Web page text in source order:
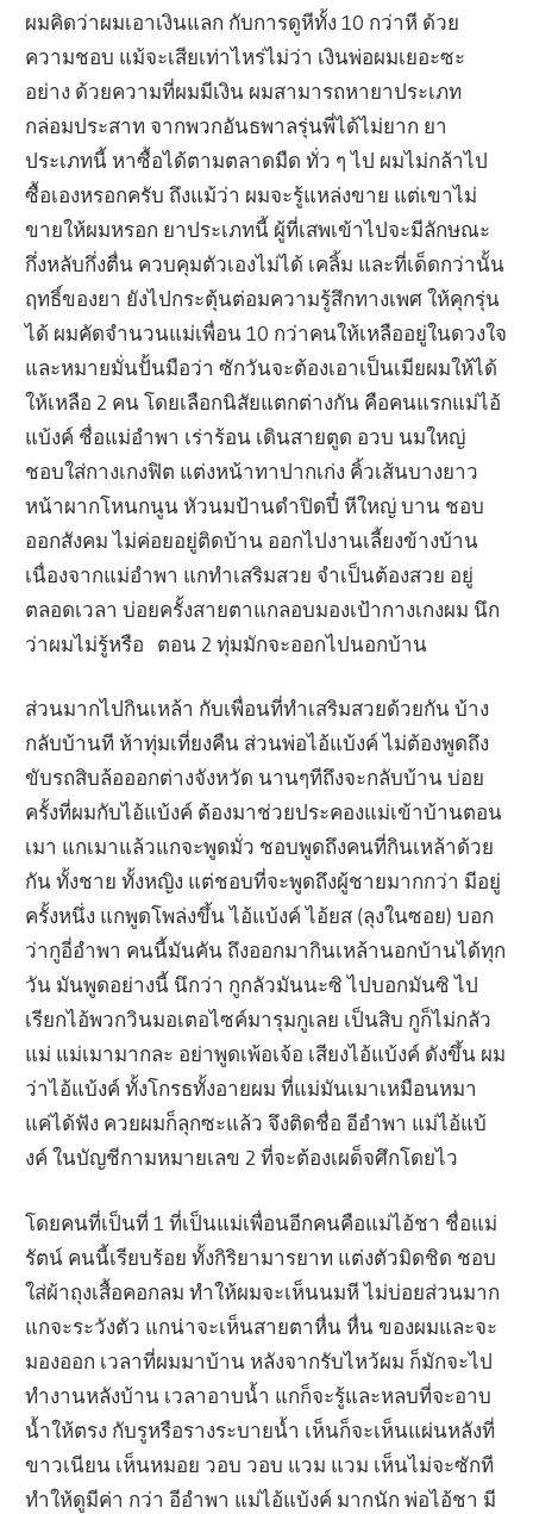
ผมคิดว่าผมเอาเงินแลก กับการดูหีทั้ง 10 กว่าหี ด้วย
ความชอบ แม้จะเสียเท่าไหร่ไม่ว่า เงินพ่อผมเยอะซะ
อย่าง ด้วยความที่ผมมีเงิน ผมสามารถหายาประเภท
กล่อมประสาท จากพวกอันธพาลรุ่นพี่ได้ไม่ยาก ยา
ประเภทนี้ หาซื้อได้ตามตลาดมืด ทั่ว ๆ ไป ผมไม่กล้าไป
ซื้อเองหรอกครับ ถึงแม้ว่า ผมจะรู้แหล่งขาย แต่เขาไม่
ขายให้ผมหรอก ยาประเภทนี้ ผู้ที่เสพเข้าไปจะมีลักษณะ
กึ่งหลับกึ่งตื่น ควบคุมตัวเองไม่ได้ เคลิ้ม และที่เด็ดกว่านั้น
ฤทธิ์ของยา ยังไปกระตุ้นต่อมความรู้สึกทางเพศ ให้คุกรุ่น
ได้ ผมคัดจำนวนแม่เพื่อน 10 กว่าคนให้เหลืออยู่ในดวงใจ
และหมายมั่นปั้นมือว่า ซักวันจะต้องเอาเป็นเมียผมให้ได้
ให้เหลือ 2 คน โดยเลือกนิสัยแตกต่างกัน คือคนแรกแม่ไอ้
แบ้งค์ ชื่อแม่อำพา เร่าร้อน เดินสายตูด อวบ นมใหญ่
ชอบใส่กางเกงฟิต แต่งหน้าทาปากเก่ง คิ้วเส้นบางยาว
หน้าผากโหนกนูน หัวนมป้านดำปิดปี๋ หีใหญ่ บาน ชอบ
ออกสังคม ไม่ค่อยอยู่ติดบ้าน ออกไปงานเลี้ยงข้างบ้าน
เนื่องจากแม่อำพา แกทำเสริมสวย จำเป็นต้องสวย อยู่
ตลอดเวลา บ่อยครั้งสายตาแกลอบมองเป้ากางเกงผม นึก
ว่าผมไม่รู้หรือ ตอน 2 ทุ่มมักจะออกไปนอกบ้าน
ส่วนมากไปกินเหล้า กับเพื่อนที่ทำเสริมสวยด้วยกัน บ้าง
กลับบ้านที ห้าทุ่มเที่ยงคืน ส่วนพ่อไอ้แบ้งค์ ไม่ต้องพูดถึง
ขับรถสิบล้อออกต่างจังหวัด นานๆทีถึงจะกลับบ้าน บ่อย
ครั้งที่ผมกับไอ้แบ้งค์ ต้องมาช่วยประคองแม่เข้าบ้านตอน
เมา แกเมาแล้วแกจะพูดมั่ว ชอบพูดถึงคนที่กินเหล้าด้วย
กัน ทั้งชาย ทั้งหญิง แต่ชอบที่จะพูดถึงผู้ชายมากกว่า มีอยู่
ครั้งหนึ่ง แกพูดโพล่งขึ้น ไอ้แบ้งค์ ไอ้ยส (ลุงในซอย) บอก
ว่ากูอี่อำพา คนนี้มันคัน ถึงออกมากินเหล้านอกบ้านได้ทุก
วัน มันพูดอย่างนี้ นึกว่า กูกลัวมันนะซิ ไปบอกมันซิ ไป
เรียกไอ้พวกวินมอเตอไซค์มารุมกูเลย เป็นสิบ กูก็ไม่กลัว
แม่ แม่เมามากละ อย่าพูดเพ้อเจ้อ เสียงไอ้แบ้งค์ ดังขึ้น ผม
ว่าไอ้แบ้งค์ ทั้งโกรธทั้งอายผม ที่แม่มันเมาเหมือนหมา
แค่ได้ฟัง ควยผมก็ลุกซะแล้ว จึงติดชื่อ อีอำพา แม่ไอ้แบ้
งค์ ในบัญชีกามหมายเลข 2 ที่จะต้องเผด็จศึกโดยไว
โดยคนที่เป็นที่ 1 ที่เป็นแม่เพื่อนอีกคนคือแม่ไอ้ชา ชื่อแม่
รัตน์ คนนี้เรียบร้อย ทั้งกิริยามารยาท แต่งตัวมิดชิด ชอบ
ใส่ผ้าถุงเสื้อคอกลม ทำให้ผมจะเห็นนมหี ไม่บ่อยส่วนมาก
แกจะระวังตัว แกน่าจะเห็นสายตาหื่น หื่น ของผมและจะ
มองออก เวลาที่ผมมาบ้าน หลังจากรับไหว้ผม ก็มักจะไป
ทำงานหลังบ้าน เวลาอาบน้ำ แกก็จะรู้และหลบที่จะอาบ
น้ำให้ตรง กับรูหรือรางระบายน้ำ เห็นก็จะเห็นแผ่นหลังที่
ขาวเนียน เห็นหมอย วอบ วอบ แวม แวม เห็นไม่จะซักที
ทำให้ดูมีค่า กว่า อีอำพา แม่ไอ้แบ้งค์ มากนัก พ่อไอ้ชา มี